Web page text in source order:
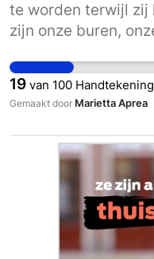
te worden terwijl zij
zijn onze buren,
Ze horen bij ons.
hoofd of hart ook
nog niet. De
hun steun
400 overgebleven
vijf jaar in
zich ook achter
kinderen en uw
19 van 100
Gemaakt door Marietta Aprea